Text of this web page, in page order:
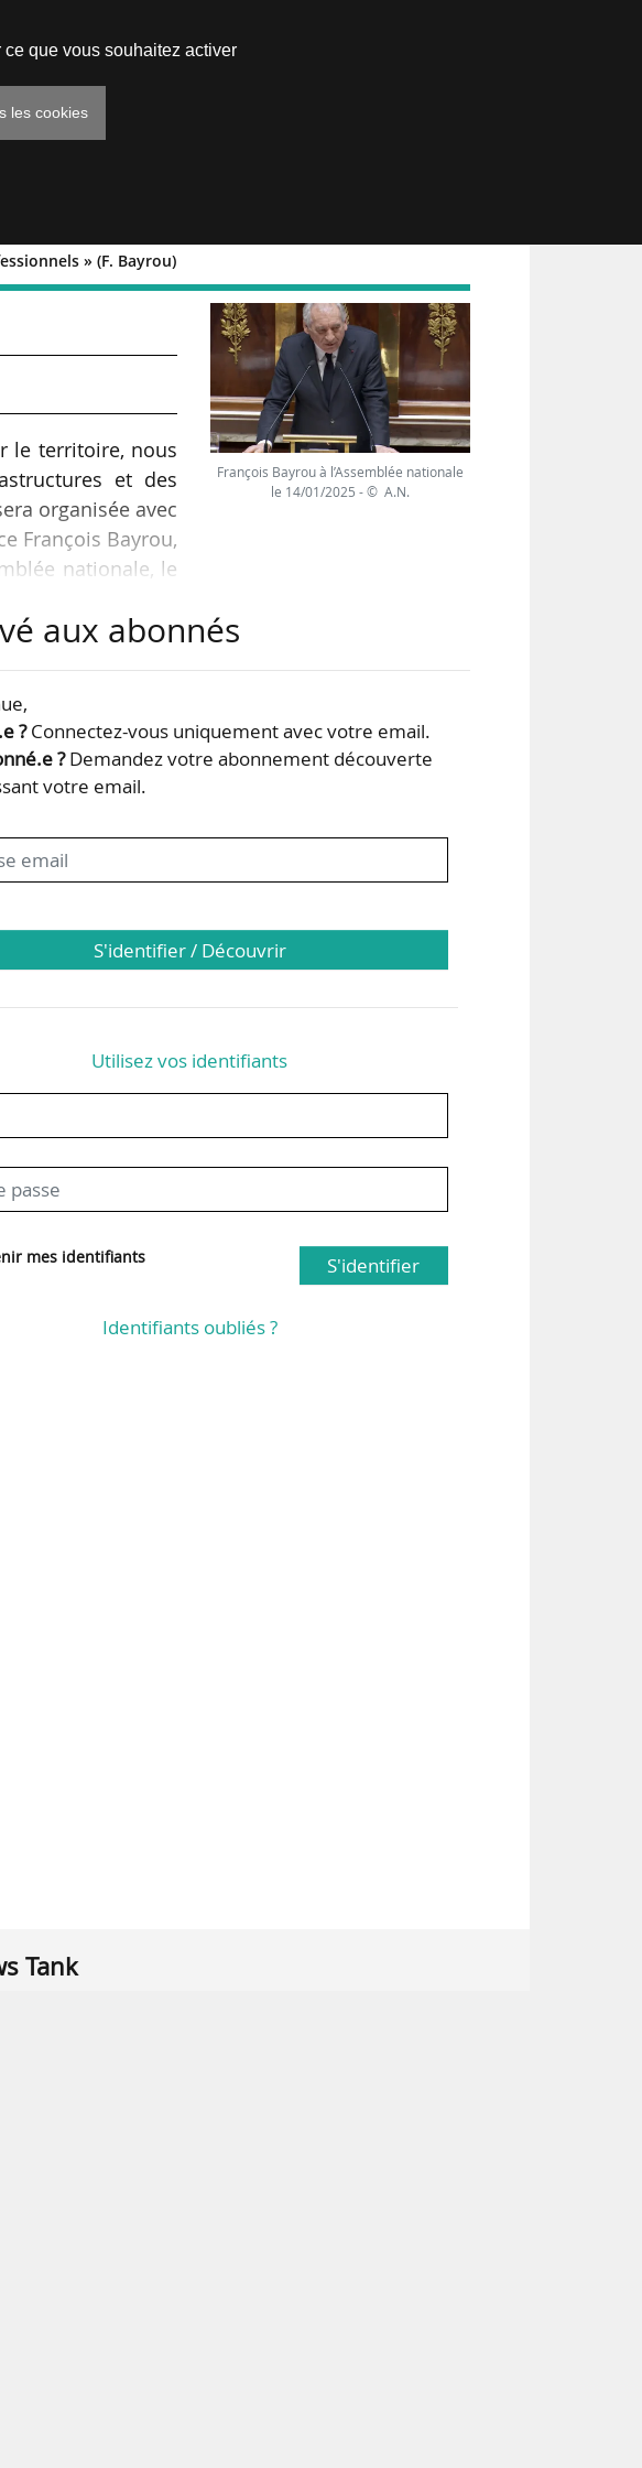
» (F. Bayrou)
avec
le territoire, nous
et des
organisée avec
François Bayrou,
nationale, le
François Bayrou à l’Assemblée nationale
le 14/01/2025 - © A.N.
aux abonnés
?Connectez-vous uniquement avec votre email.
?Demandez votre abonnement découverte
votre email.
S'identifier / Découvrir
Utilisez vos identifiants
mes identifiants S'identifier
Identifiants oubliés ?
Tank
que vous souhaitez activer
les cookies